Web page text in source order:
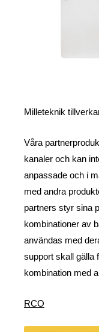
Milleteknik
Våra
kanaler och kan
anpassade och i
med andra
partners styr sina
kombinationer av
användas med
support skall gälla
kombination med
RCO